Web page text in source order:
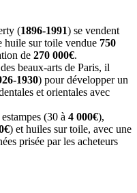
(1896-1991) se vendent
huile sur toile vendue 750
de 270 000€.
beaux-arts de Paris, il
1930) pour développer un
et orientales avec
(30 à 4 000€),
) et huiles sur toile, avec une
prisée par les acheteurs